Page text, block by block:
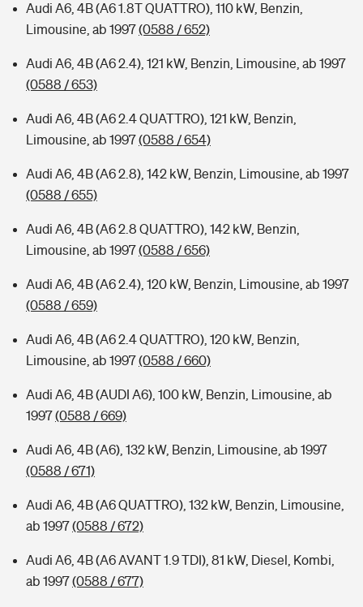
Audi A6, 4B (A6 1.8T QUATTRO), 110 kW, Benzin,
Limousine, ab 1997(0588 / 652)
Audi A6, 4B (A6 2.4), 121 kW, Benzin, Limousine, ab 1997
(0588 / 653)
Audi A6, 4B (A6 2.4 QUATTRO), 121 kW, Benzin,
Limousine, ab 1997(0588 / 654)
Audi A6, 4B (A6 2.8), 142 kW, Benzin, Limousine, ab 1997
(0588 / 655)
Audi A6, 4B (A6 2.8 QUATTRO), 142 kW, Benzin,
Limousine, ab 1997(0588 / 656)
Audi A6, 4B (A6 2.4), 120 kW, Benzin, Limousine, ab 1997
(0588 / 659)
Audi A6, 4B (A6 2.4 QUATTRO), 120 kW, Benzin,
Limousine, ab 1997(0588 / 660)
Audi A6, 4B (AUDI A6), 100 kW, Benzin, Limousine, ab
1997(0588 / 669)
Audi A6, 4B (A6), 132 kW, Benzin, Limousine, ab 1997
(0588 / 671)
Audi A6, 4B (A6 QUATTRO), 132 kW, Benzin, Limousine,
ab 1997(0588 / 672)
Audi A6, 4B (A6 AVANT 1.9 TDI), 81 kW, Diesel, Kombi,
ab 1997(0588 / 677)